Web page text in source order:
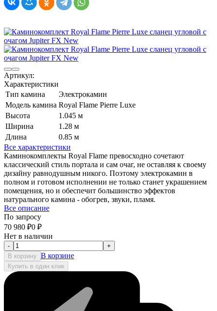
Артикул:
Характеристики
Тип камина
Электрокамин
Модель камина Royal Flame Pierre Luxe
Высота
1.045 м
Ширина
1.28 м
Длина
0.85 м
Все характеристики
Каминокомплекты Royal Flame превосходно сочетают
классический стиль портала и сам очаг, не оставляя к своему
дизайну равнодушным никого. Поэтому электрокамин в
полном и готовом исполнении не только станет украшением
помещения, но и обеспечит большинство эффектов
натурального камина - обогрев, звуки, пламя.
Все описание
По запросу
70 980 ₽0 ₽
Нет в наличии
-
+
В корзину В корзине
Купить в один клик